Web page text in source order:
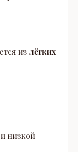
из лёгких
низкой